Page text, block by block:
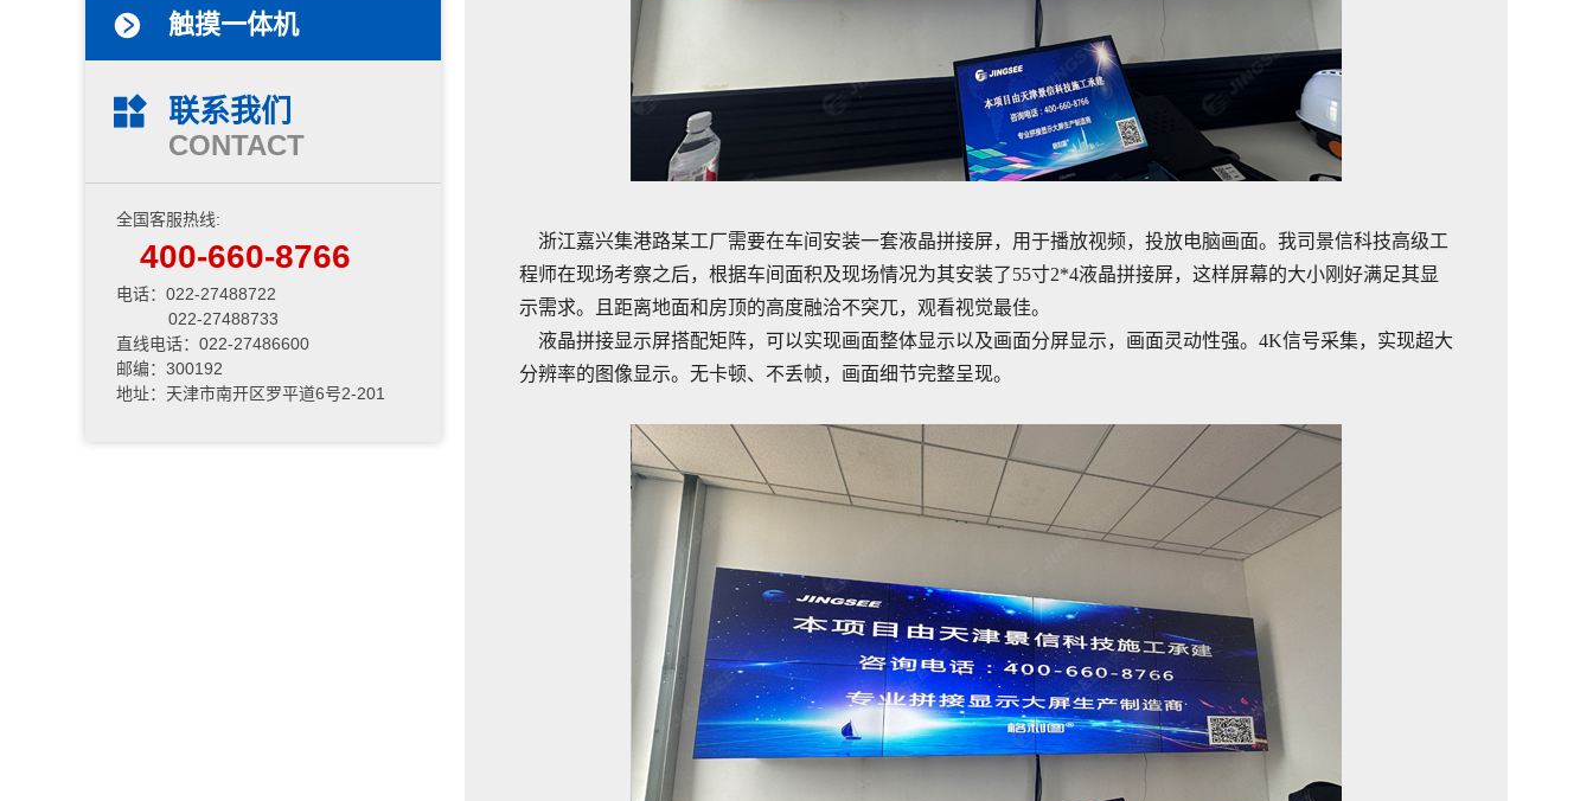
触摸一体机
联系我们
CONTACT
全国客服热线:
400-660-8766
电话：022-27488722
022-27488733
直线电话：022-27486600
邮编：300192
地址：天津市南开区罗平道6号2-201
浙江嘉兴集港路某工厂需要在车间安装一套液晶拼接屏，用于播放视频，投放电脑画面。我司景信科技高级工
程师在现场考察之后，根据车间面积及现场情况为其安装了55寸2*4液晶拼接屏，这样屏幕的大小刚好满足其显
示需求。且距离地面和房顶的高度融洽不突兀，观看视觉最佳。
液晶拼接显示屏搭配矩阵，可以实现画面整体显示以及画面分屏显示，画面灵动性强。4K信号采集，实现超大
分辨率的图像显示。无卡顿、不丢帧，画面细节完整呈现。